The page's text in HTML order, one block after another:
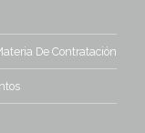
De Contratación